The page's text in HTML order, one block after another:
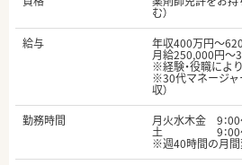
む）
給与
年収400万円～
月給250,000円～
※経験・役職によ
※30代マネージャ
収）
勤務時間
月火水木金 9：00
土 9：00～
※週40時間の月間